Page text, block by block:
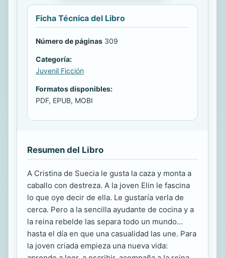
Ficha Técnica del Libro
Número de páginas 309
Categoría:
Juvenil Ficción
Formatos disponibles:
PDF, EPUB, MOBI
Resumen del Libro
A Cristina de Suecia le gusta la caza y monta a
caballo con destreza. A la joven Elin le fascina
lo que oye decir de ella. Le gustaría verla de
cerca. Pero a la sencilla ayudante de cocina y a
la reina rebelde las separa todo un mundo...
hasta el día en que una casualidad las une. Para
la joven criada empieza una nueva vida: